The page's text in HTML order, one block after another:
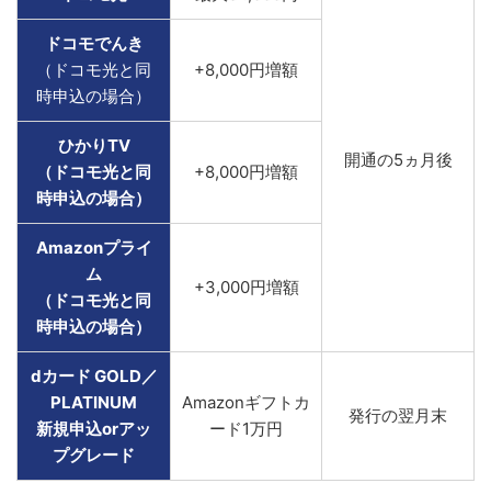
開通の5ヵ月後
ドコモでんき
（ドコモ光と同
時申込の場合）
+8,000円増額
ひかりTV
（ドコモ光と同
時申込の場合）
+8,000円増額
Amazonプライ
ム
（ドコモ光と同
時申込の場合）
+3,000円増額
dカード GOLD／
PLATINUM
新規申込orアッ
プグレード
Amazonギフトカ
ード1万円
発行の翌月末